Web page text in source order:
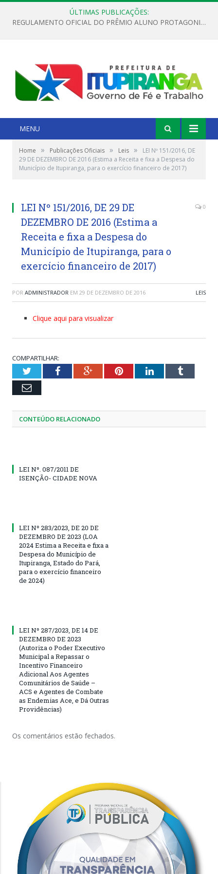
ÚLTIMAS PUBLICAÇÕES:
REGULAMENTO OFICIAL DO PRÊMIO ALUNO PROTAGONISTA – EDIÇÃO 2026
MENU
Home » Publicações Oficiais » Leis »
LEI Nº 151/2016, DE
29 DE DEZEMBRO DE 2016 (Estima a Receita e fixa a Despesa do
Município de Itupiranga, para o exercício financeiro de 2017)
LEI Nº 151/2016, DE 29 DE
DEZEMBRO DE 2016 (Estima a
Receita e fixa a Despesa do
Município de Itupiranga, para o
exercício financeiro de 2017)
0
POR ADMINISTRADOR EM 29 DE DEZEMBRO DE 2016 LEIS
Clique aqui para visualizar
COMPARTILHAR:
TwitterFacebookGoogle+PinterestLinkedInTumblr
Email
CONTEÚDO RELACIONADO
LEI Nº. 087/2011 DE
ISENÇÃO- CIDADE NOVA
LEI Nº 283/2023, DE 20 DE
DEZEMBRO DE 2023 (LOA
2024 Estima a Receita e fixa a
Despesa do Município de
Itupiranga, Estado do Pará,
para o exercício financeiro
de 2024)
LEI Nº 287/2023, DE 14 DE
DEZEMBRO DE 2023
(Autoriza o Poder Executivo
Municipal a Repassar o
Incentivo Financeiro
Adicional Aos Agentes
Comunitários de Saúde –
ACS e Agentes de Combate
as Endemias Ace, e Dá Outras
Providências)
Os comentários estão fechados.